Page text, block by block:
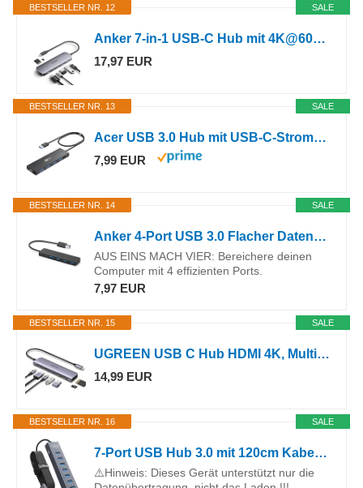
SALE
BESTSELLER NR. 12
Anker 7-in-1 USB-C Hub mit 4K@60Hz HDMI
17,97 EUR
SALE
BESTSELLER NR. 13
Acer USB 3.0 Hub mit USB-C-Stromversorgung, Ultra Slim 4*Typ-A Verteiler
7,99 EUR
SALE
BESTSELLER NR. 14
Anker 4-Port USB 3.0 Flacher Datenhub
AUS EINS MACH VIER: Bereichere deinen
Computer mit 4 effizienten Ports.
7,97 EUR
SALE
BESTSELLER NR. 15
UGREEN USB C Hub HDMI 4K, Multiport Adapter mit SD/TF Kartenleser
14,99 EUR
SALE
BESTSELLER NR. 16
7-Port USB Hub 3.0 mit 120cm Kabel für Desktop, Aluminium USB Verteiler 5Gbps Multiport Adapter Splitter mit 5V 3A Type-C Port für PC, Laptop, MacBook, U-Disk, Maus
⚠️Hinweis: Dieses Gerät unterstützt nur die